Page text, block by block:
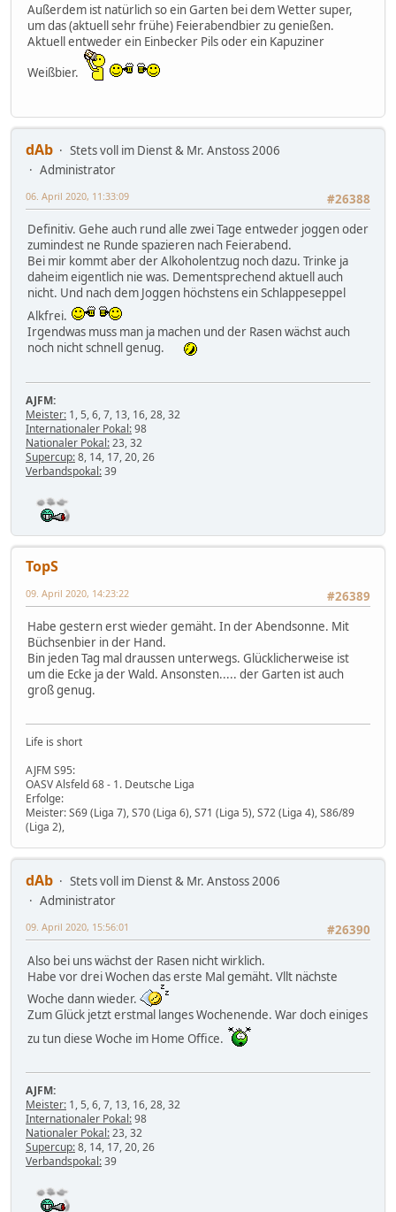
Außerdem ist natürlich so ein Garten bei dem Wetter super,
um das (aktuell sehr frühe) Feierabendbier zu genießen.
Aktuell entweder ein Einbecker Pils oder ein Kapuziner
Weißbier.
dAb
Stets voll im Dienst & Mr. Anstoss 2006
Administrator
#26388
06. April 2020, 11:33:09
Definitiv. Gehe auch rund alle zwei Tage entweder joggen oder
zumindest ne Runde spazieren nach Feierabend.
Bei mir kommt aber der Alkoholentzug noch dazu. Trinke ja
daheim eigentlich nie was. Dementsprechend aktuell auch
nicht. Und nach dem Joggen höchstens ein Schlappeseppel
Alkfrei.
Irgendwas muss man ja machen und der Rasen wächst auch
noch nicht schnell genug.
AJFM:
Meister: 1, 5, 6, 7, 13, 16, 28, 32
Internationaler Pokal:98
Nationaler Pokal:23, 32
Supercup:8, 14, 17, 20, 26
Verbandspokal:39
TopS
#26389
09. April 2020, 14:23:22
Habe gestern erst wieder gemäht. In der Abendsonne. Mit
Büchsenbier in der Hand.
Bin jeden Tag mal draussen unterwegs. Glücklicherweise ist
um die Ecke ja der Wald. Ansonsten..... der Garten ist auch
groß genug.
Life is short
AJFM S95:
OASV Alsfeld 68 - 1. Deutsche Liga
Erfolge:
Meister: S69 (Liga 7), S70 (Liga 6), S71 (Liga 5), S72 (Liga 4), S86/89
(Liga 2),
dAb
Stets voll im Dienst & Mr. Anstoss 2006
Administrator
#26390
09. April 2020, 15:56:01
Also bei uns wächst der Rasen nicht wirklich.
Habe vor drei Wochen das erste Mal gemäht. Vllt nächste
Woche dann wieder.
Zum Glück jetzt erstmal langes Wochenende. War doch einiges
zu tun diese Woche im Home Office.
AJFM:
Meister: 1, 5, 6, 7, 13, 16, 28, 32
Internationaler Pokal:98
Nationaler Pokal:23, 32
Supercup:8, 14, 17, 20, 26
Verbandspokal:39